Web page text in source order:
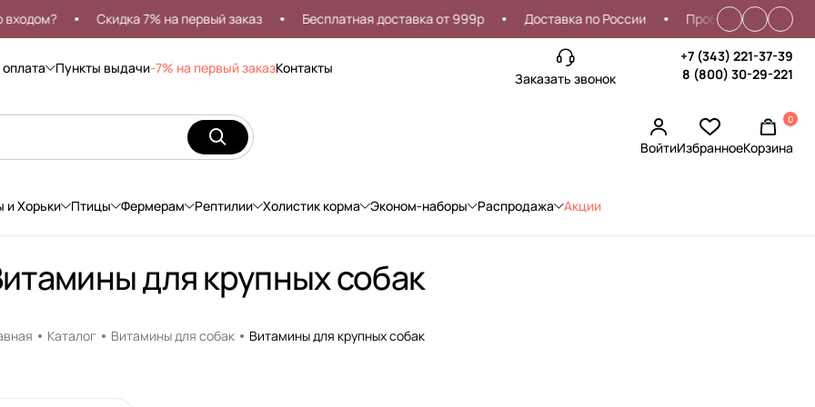
Скидка 7% на первый заказ Бесплатная доставка от 999р Доставка по России Проблемы со входом?
Пункты выдачи-7% на первый заказКонтакты
Заказать звонок
+7 (343) 221-37-39
8 (800) 30-29-221
ВойтиИзбранное
0
Корзина
и Хорьки Птицы Фермерам Рептилии Холистик корма Эконом-наборы Распродажа Акции
для крупных собак
Каталог Витамины для собак Витамины для крупных собак